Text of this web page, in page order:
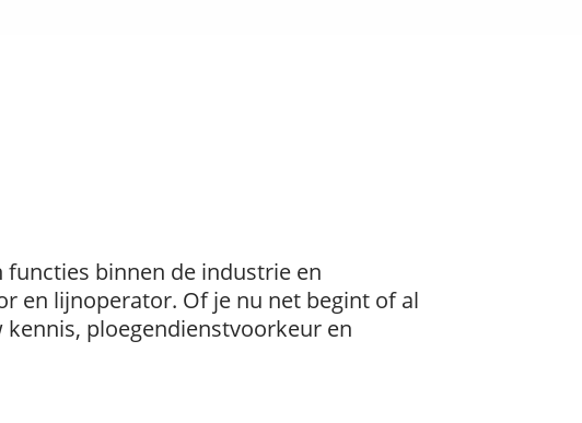
functies binnen de industrie en
en lijnoperator. Of je nu net begint of al
ploegendienstvoorkeur en